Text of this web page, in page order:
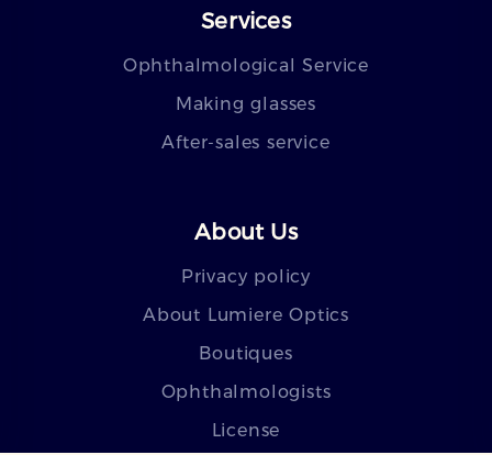
Services
Ophthalmological Service
Making glasses
After-sales service
About Us
Privacy policy
About Lumiere Optics
Boutiques
Ophthalmologists
License